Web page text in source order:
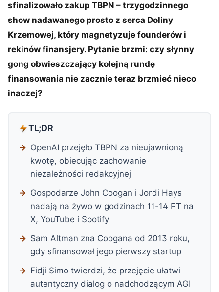
sfinalizowało zakup TBPN – trzygodzinnego
show nadawanego prosto z serca Doliny
Krzemowej, który magnetyzuje founderów i
rekinów finansjery. Pytanie brzmi: czy słynny
gong obwieszczający kolejną rundę
finansowania nie zacznie teraz brzmieć nieco
inaczej?
TL;DR
OpenAI przejęło TBPN za nieujawnioną
kwotę, obiecując zachowanie
niezależności redakcyjnej
Gospodarze John Coogan i Jordi Hays
nadają na żywo w godzinach 11-14 PT na
X, YouTube i Spotify
Sam Altman zna Coogana od 2013 roku,
gdy sfinansował jego pierwszy startup
Fidji Simo twierdzi, że przejęcie ułatwi
autentyczny dialog o nadchodzącym AGI